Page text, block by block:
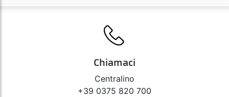
Chiamaci
Centralino
+39 0375 820 700